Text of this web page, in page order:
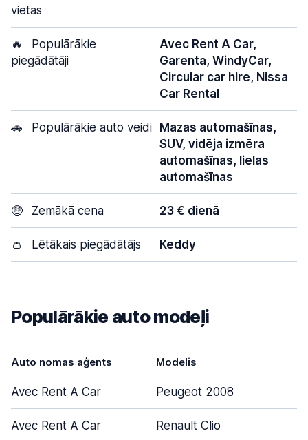
vietas
🔥
Populārākie
piegādātāji
Avec Rent A Car,
Garenta, WindyCar,
Circular car hire, Nissa
Car Rental
🚗 Populārākie auto veidi
Mazas automašīnas,
SUV, vidēja izmēra
automašīnas, lielas
automašīnas
🤑 Zemākā cena 23 € dienā
👛 Lētākais piegādātājs Keddy
Populārākie auto modeļi
Auto nomas aģents Modelis
Avec Rent A Car Peugeot 2008
Avec Rent A Car Renault Clio